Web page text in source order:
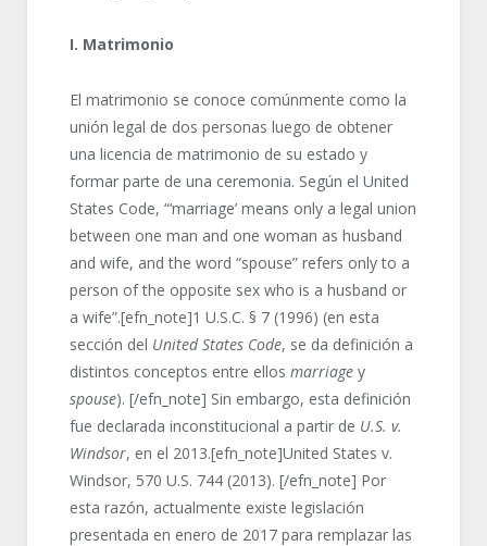
I. Matrimonio
El matrimonio se conoce comúnmente como la
unión legal de dos personas luego de obtener
una licencia de matrimonio de su estado y
formar parte de una ceremonia. Según el United
States Code, “‘marriage’ means only a legal union
between one man and one woman as husband
and wife, and the word “spouse” refers only to a
person of the opposite sex who is a husband or
a wife”.[efn_note]1 U.S.C. § 7 (1996) (en esta
sección del United States Code, se da definición a
distintos conceptos entre ellos marriage y
spouse). [/efn_note] Sin embargo, esta definición
fue declarada inconstitucional a partir de U.S. v.
Windsor, en el 2013.[efn_note]United States v.
Windsor, 570 U.S. 744 (2013). [/efn_note] Por
esta razón, actualmente existe legislación
presentada en enero de 2017 para remplazar las